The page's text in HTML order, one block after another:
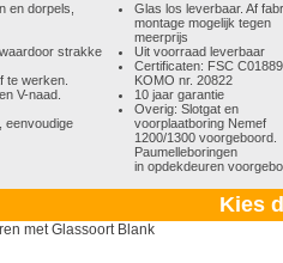
en dorpels,
strakke
te werken.
V-naad.
eenvoudige
Glas los leverbaar. Af
montage mogelijk tegen
meerprijs
Uit voorraad leverbaar
Certificaten: FSC
KOMO nr. 20822
10 jaar garantie
Overig: Slotgat en
voorplaatboring Nemef
1200/1300 voorgeboord.
Paumelleboringen
in opdekdeuren
Kies
met Glassoort Blank